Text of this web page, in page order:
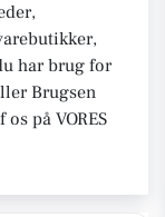
har brug for
Brugsen
på VORES